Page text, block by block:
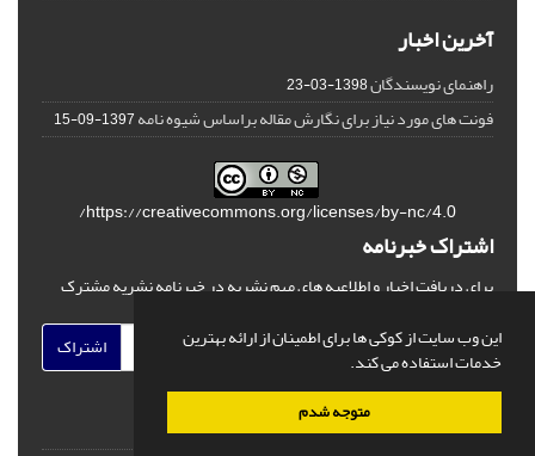
این وب سایت از کوکی ها برای اطمینان از ارائه بهترین
خدمات استفاده می کند.
متوجه شدم
آخرین اخبار
راهنمای نویسندگان1398-03-23
فونت های مورد نیاز برای نگارش مقاله براساس شیوه نامه1397-09-15
https://creativecommons.org/licenses/by-nc/4.0/
اشتراک خبرنامه
برای دریافت اخبار و اطلاعیه های مهم نشریه در خبرنامه نشریه مشترک
اشتراک